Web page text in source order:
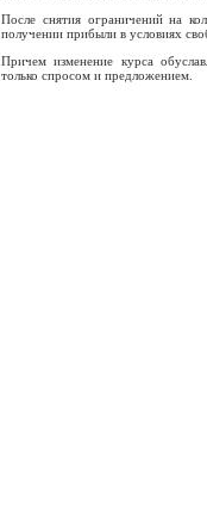
После снятия ограничений на
получении прибыли в условиях
Причем изменение курса
только спросом и предложением.